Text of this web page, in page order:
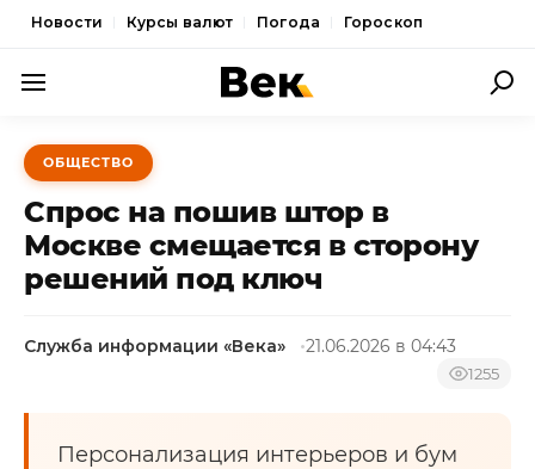
Новости Курсы валют Погода Гороскоп
ПОЛИТИКА
ЭКОНОМИКА
ОБЩЕСТВО
СПОРТ
ОБЩЕСТВО
Спрос на пошив штор в
Москве смещается в сторону
решений под ключ
Служба информации «Века» 21.06.2026 в 04:43
1255
Персонализация интерьеров и бум